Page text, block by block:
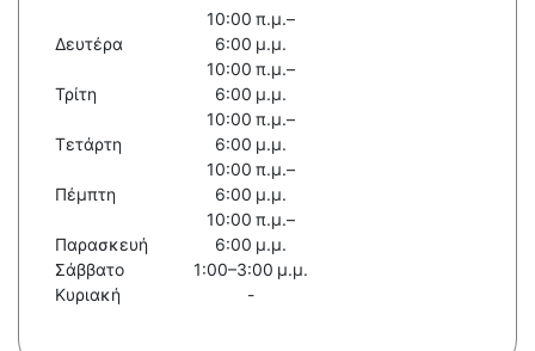
Δευτέρα
10:00 π.μ.–
6:00 μ.μ.
Τρίτη
10:00 π.μ.–
6:00 μ.μ.
Τετάρτη
10:00 π.μ.–
6:00 μ.μ.
Πέμπτη
10:00 π.μ.–
6:00 μ.μ.
Παρασκευή
10:00 π.μ.–
6:00 μ.μ.
Σάββατο
1:00–3:00 μ.μ.
Κυριακή
-